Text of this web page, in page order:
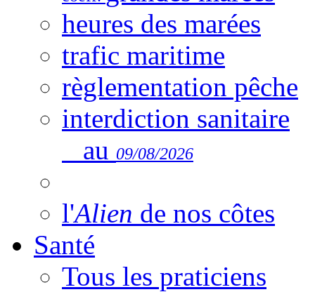
heures des marées
trafic maritime
règlementation pêche
interdiction sanitaire
au 09/08/2026
l'Alien de nos côtes
Santé
Tous les praticiens